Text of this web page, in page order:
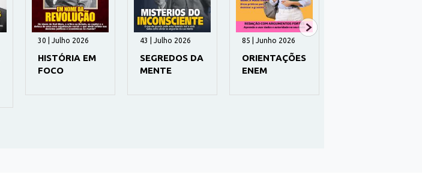
30 | Julho 2026
HISTÓRIA EM
FOCO
43 | Julho 2026
SEGREDOS DA
MENTE
85 | Junho 2026
ORIENTAÇÕES
ENEM